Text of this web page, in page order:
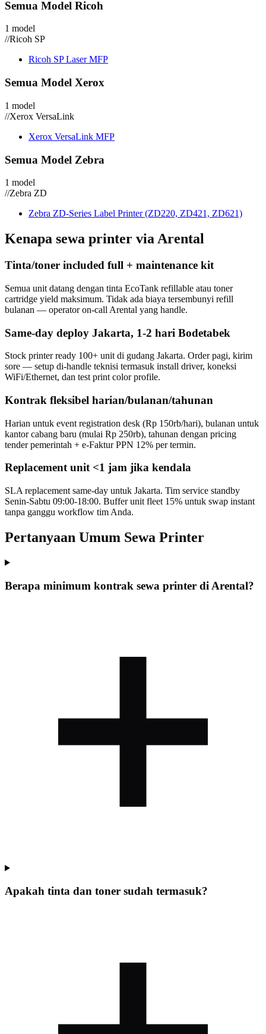
Semua Model Ricoh
1 model
//Ricoh SP
Ricoh SP Laser MFP
Semua Model Xerox
1 model
//Xerox VersaLink
Xerox VersaLink MFP
Semua Model Zebra
1 model
//Zebra ZD
Zebra ZD-Series Label Printer (ZD220, ZD421, ZD621)
Kenapa sewa printer via Arental
Tinta/toner included full + maintenance kit
Semua unit datang dengan tinta EcoTank refillable atau toner
cartridge yield maksimum. Tidak ada biaya tersembunyi refill
bulanan — operator on-call Arental yang handle.
Same-day deploy Jakarta, 1-2 hari Bodetabek
Stock printer ready 100+ unit di gudang Jakarta. Order pagi, kirim
sore — setup di-handle teknisi termasuk install driver, koneksi
WiFi/Ethernet, dan test print color profile.
Kontrak fleksibel harian/bulanan/tahunan
Harian untuk event registration desk (Rp 150rb/hari), bulanan untuk
kantor cabang baru (mulai Rp 250rb), tahunan dengan pricing
tender pemerintah + e-Faktur PPN 12% per termin.
Replacement unit <1 jam jika kendala
SLA replacement same-day untuk Jakarta. Tim service standby
Senin-Sabtu 09:00-18:00. Buffer unit fleet 15% untuk swap instant
tanpa ganggu workflow tim Anda.
Pertanyaan Umum Sewa Printer
Berapa minimum kontrak sewa printer di Arental?
Apakah tinta dan toner sudah termasuk?